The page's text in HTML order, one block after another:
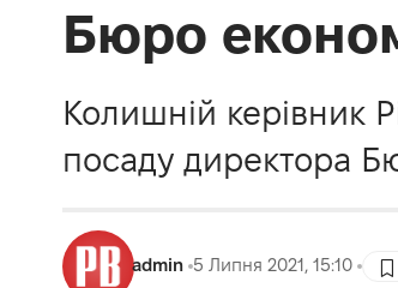
Бюро
Колишній керівник
посаду директора
admin 5 Липня 2021, 15:10